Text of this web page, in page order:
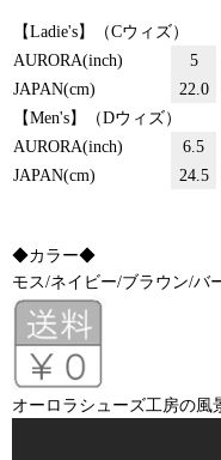
【Ladie's】（Cウィズ）
AURORA(inch)
5
JAPAN(cm)
22.0
【Men's】（Dウィズ）
AURORA(inch)
6.5
JAPAN(cm)
24.5
◆カラー◆
モス/ネイビー/ブラウン/バ
オーロラシューズ工房の風